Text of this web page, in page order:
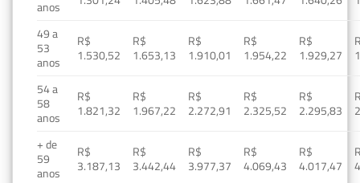
anos
49 a
53
anos
R$
1.530,52
R$
1.653,13
R$
1.910,01
R$
1.954,22
R$
1.929,27
54 a
58
anos
R$
1.821,32
R$
1.967,22
R$
2.272,91
R$
2.325,52
R$
2.295,83
+ de
59
anos
R$
3.187,13
R$
3.442,44
R$
3.977,37
R$
4.069,43
R$
4.017,47